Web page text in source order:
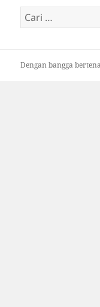
Cari
untuk:
Dengan bangga